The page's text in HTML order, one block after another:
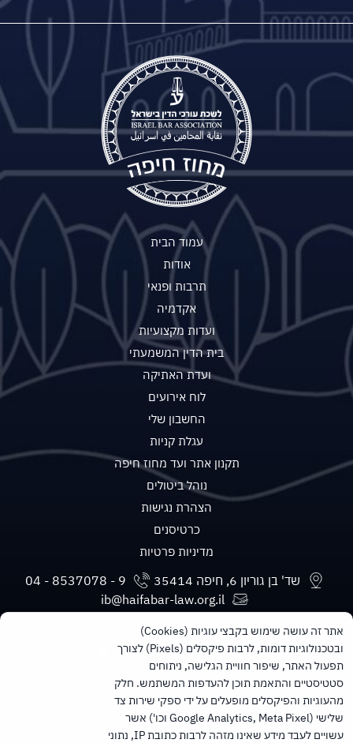
עמוד הבית
אודות
תרבות ופנאי
אקדמיה
ועדות מקצועיות
בית הדין המשמעתי
ועדת האתיקה
לוח אירועים
החשבון שלי
עגלת קניות
תקנון אתר ועד מחוז חיפה
נוהל ביטולים
הצהרת נגישות
כרטיסנים
מדיניות פרטיות
שד' בן גוריון 6, חיפה 35414
ib@haifabar-law.org.il
מעוניינים בעדכונים חודשיים ישירות למייל?
הרשמו לניוזלטר של הלשכה
אתר זה עושה שימוש בקבצי עוגיות (Cookies)
ובטכנולוגיות דומות, לרבות פיקסלים (Pixels) לצורך
תפעול האתר, שיפור חוויית הגלישה, ניתוחים
סטטיסטיים והתאמת תוכן להעדפות המשתמש. חלק
מהעוגיות והפיקסלים מופעלים על ידי ספקי שירות צד
שלישי (Google Analytics, Meta Pixel וכו') אשר
עשויים לעבד מידע שאינו מזהה לרבות כתובת IP, נתוני